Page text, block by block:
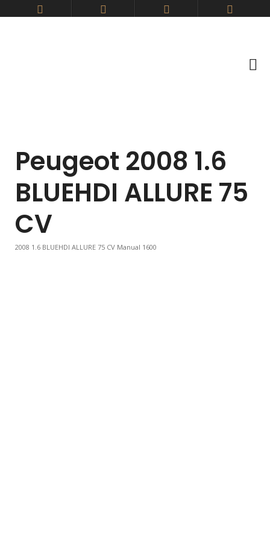
Peugeot 2008 1.6
BLUEHDI ALLURE 75
CV
2008 1.6 BLUEHDI ALLURE 75 CV Manual 1600